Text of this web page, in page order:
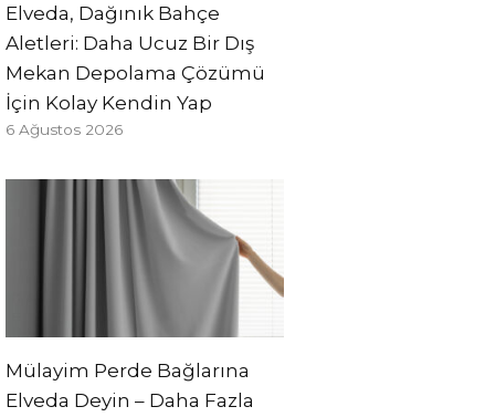
Elveda, Dağınık Bahçe
Aletleri: Daha Ucuz Bir Dış
Mekan Depolama Çözümü
İçin Kolay Kendin Yap
6 Ağustos 2026
Mülayim Perde Bağlarına
Elveda Deyin – Daha Fazla